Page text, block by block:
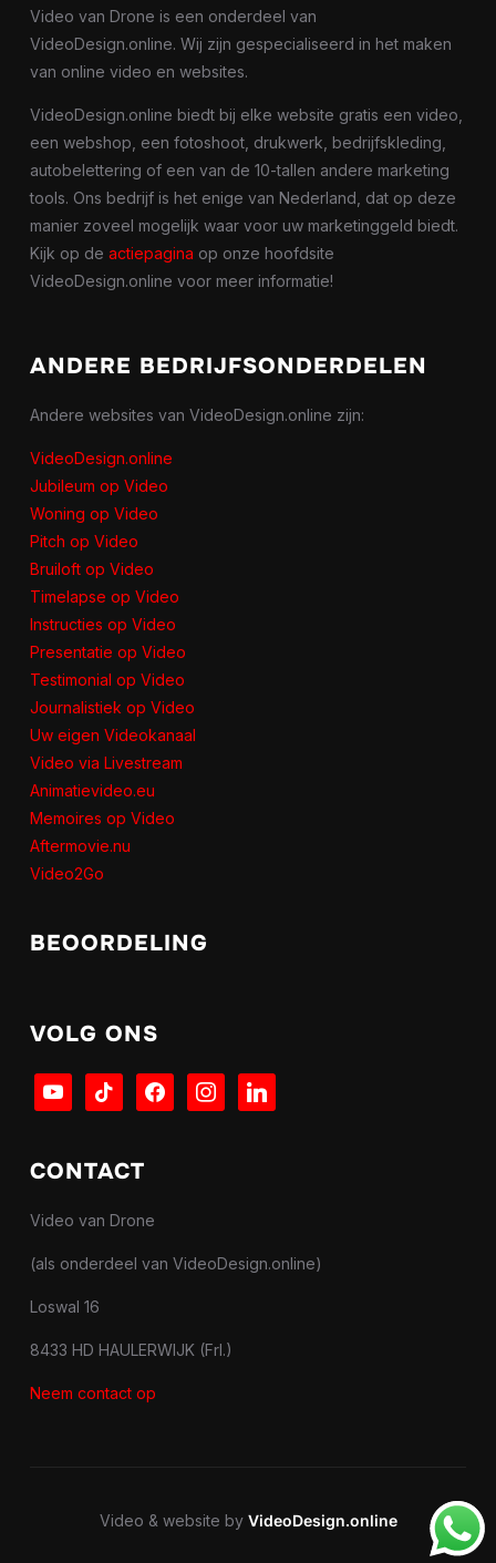
Video van Drone is een onderdeel van
VideoDesign.online. Wij zijn gespecialiseerd in het maken
van online video en websites.
VideoDesign.online biedt bij elke website gratis een video,
een webshop, een fotoshoot, drukwerk, bedrijfskleding,
autobelettering of een van de 10-tallen andere marketing
tools. Ons bedrijf is het enige van Nederland, dat op deze
manier zoveel mogelijk waar voor uw marketinggeld biedt.
Kijk op de actiepagina op onze hoofdsite
VideoDesign.online voor meer informatie!
ANDERE BEDRIJFSONDERDELEN
Andere websites van VideoDesign.online zijn:
VideoDesign.online
Jubileum op Video
Woning op Video
Pitch op Video
Bruiloft op Video
Timelapse op Video
Instructies op Video
Presentatie op Video
Testimonial op Video
Journalistiek op Video
Uw eigen Videokanaal
Video via Livestream
Animatievideo.eu
Memoires op Video
Aftermovie.nu
Video2Go
BEOORDELING
VOLG ONS
youtube tiktok facebookinstagramlinkedin
CONTACT
Video van Drone
(als onderdeel van VideoDesign.online)
Loswal 16
8433 HD HAULERWIJK (Frl.)
Neem contact op
Video & website by VideoDesign.online